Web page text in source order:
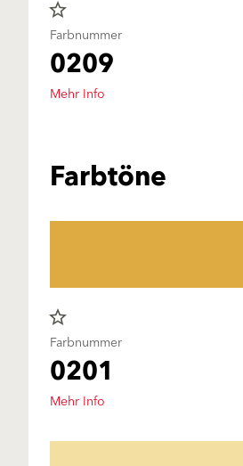
star_border
Farbnummer
0209
Mehr Info
Farbtöne
star_border
Farbnummer
0201
Mehr Info